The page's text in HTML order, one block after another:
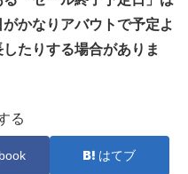
かなりアバウトで予定よ
たりする場合がありま
る
はてブ